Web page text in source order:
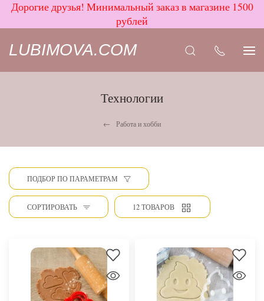
Дорогие друзья! Минимальный заказ в магазине 1500
рублей
LUBIMOVA.COM
Технологии
Работа и хобби
ПОДБОР ПО ПАРАМЕТРАМ
СОРТИРОВАТЬ 12 ТОВАРОВ